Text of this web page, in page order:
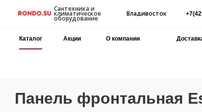
Сантехника и
климатическое
оборудование
Владивосток
Каталог Акции О компании
Панель фронтальная